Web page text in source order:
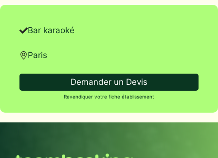
Bar karaoké
Paris
Demander un Devis
Revendiquer votre fiche établissement